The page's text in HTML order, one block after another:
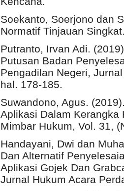
Soekanto, Soerjono dan
Normatif Tinjauan
Putranto, Irvan Adi.
Putusan Badan
Pengadilan Negeri,
hal. 178-185.
Suwandono, Agus.
Aplikasi Dalam Kerangka
Mimbar Hukum, Vol. 31,
Handayani, Dwi dan
Dan Alternatif
Aplikasi Gojek Dan
Jurnal Hukum Acara